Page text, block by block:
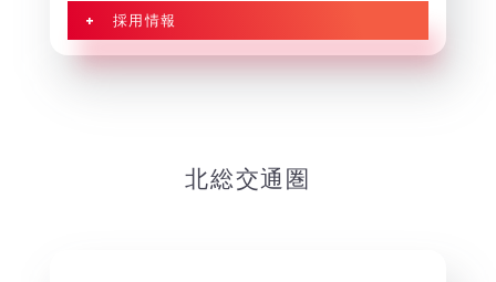
+ 採用情報
北総交通圏